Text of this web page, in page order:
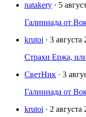
natakery · 5
Галиниада от
krutoi · 3
Страхи Ержа,
СветНик · 3
Галиниада от
krutoi · 2